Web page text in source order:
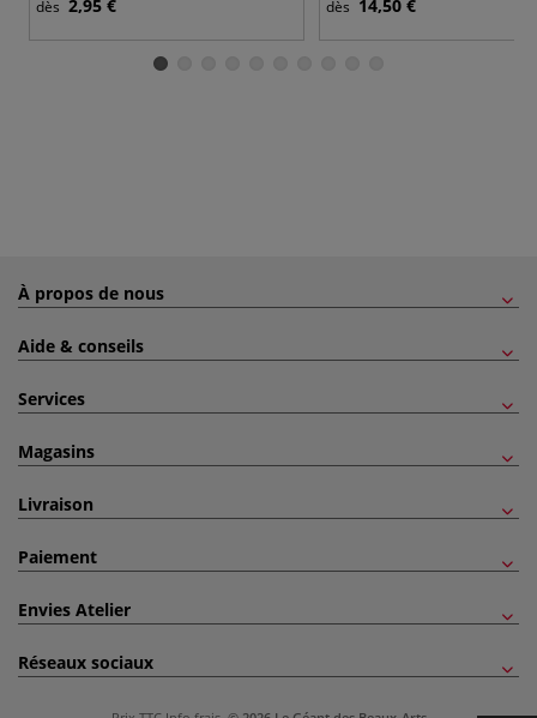
dès 2,95 € dès 14,50 €
À propos de nous
Aide & conseils
Services
Magasins
Livraison
Paiement
Envies Atelier
Réseaux sociaux